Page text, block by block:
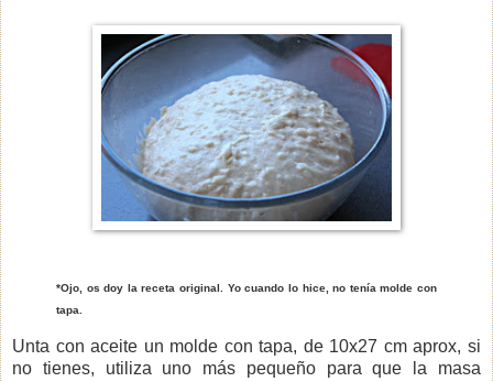
*Ojo, os doy la receta original. Yo cuando lo hice, no tenía molde con
tapa.
Unta con aceite un molde con tapa, de 10x27 cm aprox, si
no tienes, utiliza uno más pequeño para que la masa